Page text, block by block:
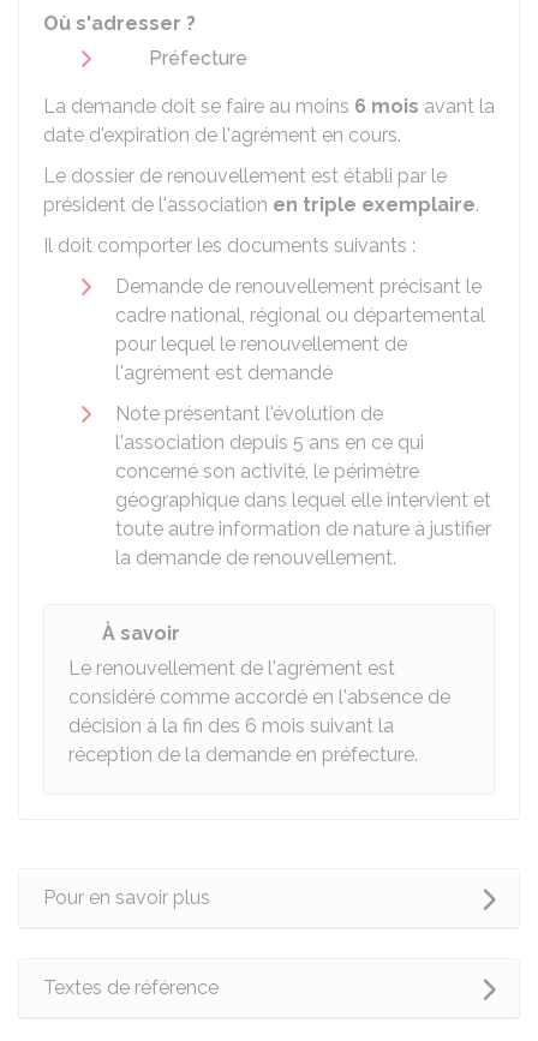
Où s'adresser ?
Préfecture
La demande doit se faire au moins 6 mois avant la
date d'expiration de l'agrément en cours.
Le dossier de renouvellement est établi par le
président de l'association en triple exemplaire.
Il doit comporter les documents suivants :
Demande de renouvellement précisant le
cadre national, régional ou départemental
pour lequel le renouvellement de
l'agrément est demandé
Note présentant l'évolution de
l'association depuis 5 ans en ce qui
concerné son activité, le périmètre
géographique dans lequel elle intervient et
toute autre information de nature à justifier
la demande de renouvellement.
À savoir
Le renouvellement de l'agrément est
considéré comme accordé en l'absence de
décision à la fin des 6 mois suivant la
réception de la demande en préfecture.
Pour en savoir plus
Textes de référence